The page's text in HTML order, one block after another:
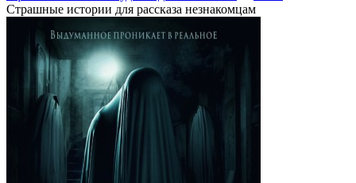
Страшные истории для рассказа незнакомцам